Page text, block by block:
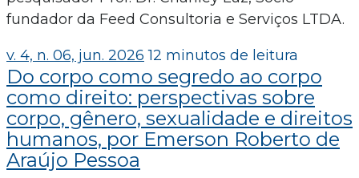
fundador da Feed Consultoria e Serviços LTDA.
v. 4, n. 06, jun. 2026 12 minutos de leitura
Do corpo como segredo ao corpo
como direito: perspectivas sobre
corpo, gênero, sexualidade e direitos
humanos, por Emerson Roberto de
Araújo Pessoa